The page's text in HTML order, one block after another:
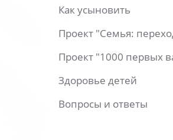
Как усыновить
Проект "Семья:
Проект "1000 первых
Здоровье детей
Вопросы и ответы